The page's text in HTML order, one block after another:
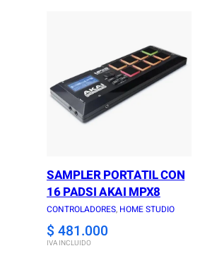
SAMPLER PORTATIL CON
16 PADSI AKAI MPX8
CONTROLADORES, HOME STUDIO
$ 481.000
IVA INCLUIDO